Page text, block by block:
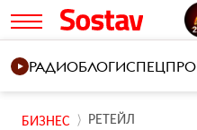
РАДИОБЛОГИ
БИЗНЕС РЕТЕЙЛ